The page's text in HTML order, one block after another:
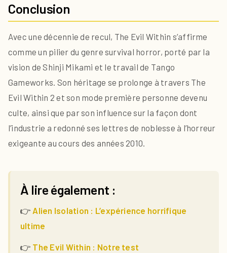
Conclusion
Avec une décennie de recul, The Evil Within s’affirme
comme un pilier du genre survival horror, porté par la
vision de Shinji Mikami et le travail de Tango
Gameworks. Son héritage se prolonge à travers The
Evil Within 2 et son mode première personne devenu
culte, ainsi que par son influence sur la façon dont
l’industrie a redonné ses lettres de noblesse à l’horreur
exigeante au cours des années 2010.
À lire également :
👉 Alien Isolation : L’expérience horrifique
ultime
👉 The Evil Within : Notre test